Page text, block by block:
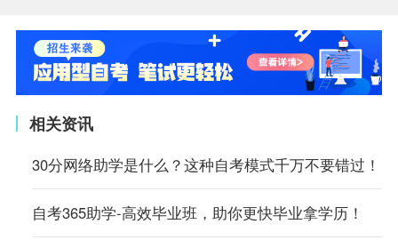
相关资讯
30分网络助学是什么？这种自考模式千万不要错过！
自考365助学-高效毕业班，助你更快毕业拿学历！